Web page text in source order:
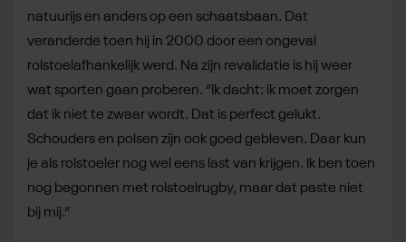
natuurijs en anders op een schaatsbaan. Dat
veranderde toen hij in 2000 door een ongeval
rolstoelafhankelijk werd. Na zijn revalidatie is hij weer
wat sporten gaan proberen. “Ik dacht: ik moet zorgen
dat ik niet te zwaar wordt. Dat is perfect gelukt.
Schouders en polsen zijn ook goed gebleven. Daar kun
je als rolstoeler nog wel eens last van krijgen. Ik ben toen
nog begonnen met rolstoelrugby, maar dat paste niet
bij mij.”